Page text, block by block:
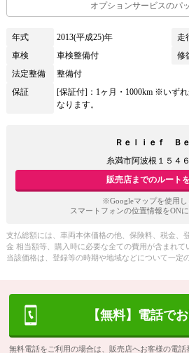
オプションサービスのパ
年式 2013(平成25)年 走
車検
車検整備付 修
法定整備
整備付
保証
[保証付]：1ヶ月・1000km ※いず
なります。
Ｒｅｌｉｅｆ Ｂ
糸満市阿波根１５４
販売店までのルート
※Googleマップを使用し
スマートフォンの位置情報をON
支払総額には、車両本体価格の他、保険料、税金、
金 相当額等、購入時に必要な全ての費用が含まれて
当該価格は、登録等の時期や地域などについて一定
【無料】電話で
無料電話をご利用の場合は、販売店へお客様の電話